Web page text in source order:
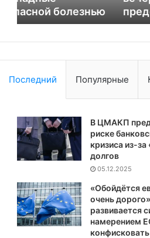
предостережения
предостережения
Последний Популярные
В ЦМАКП
риске
кризиса из-за
долгов
05.12.2025
«Обойдётся
очень
развивается
намерением
конфисковать